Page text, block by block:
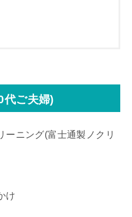
ご夫婦)
ーニング(富士通製ノクリ
け